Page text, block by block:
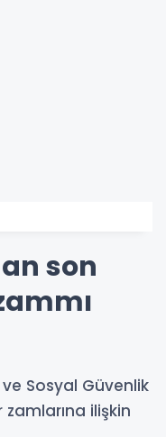
son
Sosyal Güvenlik
ilişkin